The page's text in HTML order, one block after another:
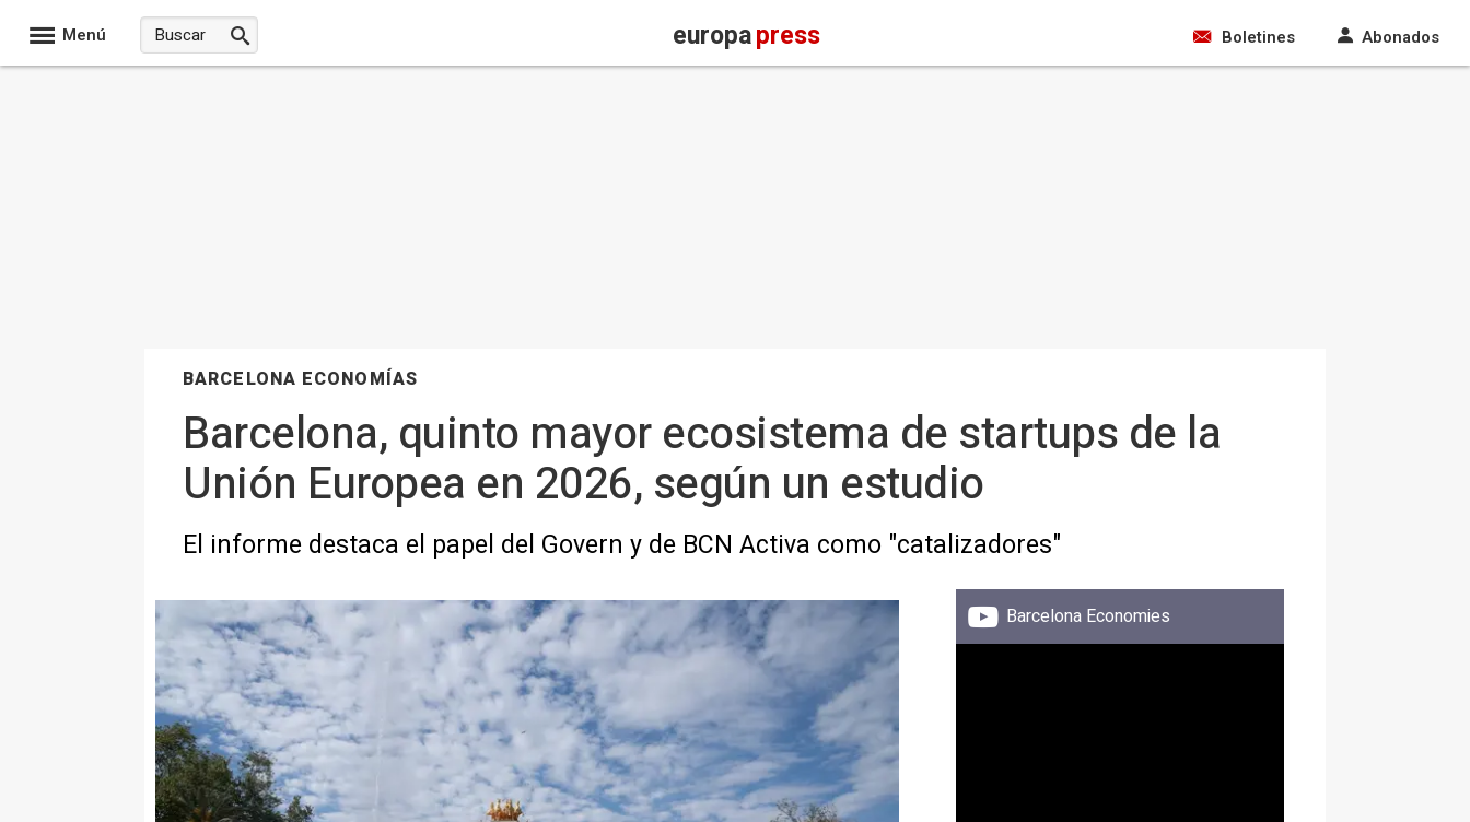
Menú europapress Boletines Abonados
BARCELONA ECONOMÍAS
Barcelona, quinto mayor ecosistema de startups de la
Unión Europea en 2026, según un estudio
El informe destaca el papel del Govern y de BCN Activa como "catalizadores"
Barcelona Economies